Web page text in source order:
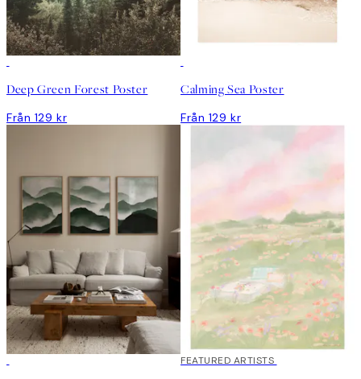
Deep Green Forest Poster
Från 129 kr
Calming Sea Poster
Från 129 kr
FEATURED ARTISTS